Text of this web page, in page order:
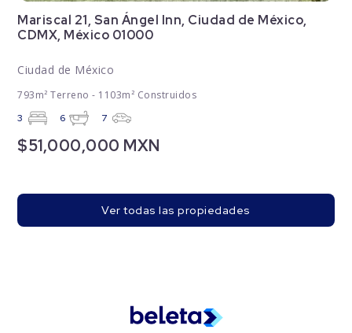
Mariscal 21, San Ángel Inn, Ciudad de México,
CDMX, México 01000
Ciudad de México
793m² Terreno - 1103m² Construidos
3 6 7
$51,000,000 MXN
Ver todas las propiedades